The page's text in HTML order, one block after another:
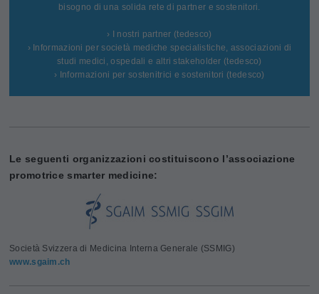
bisogno di una solida rete di partner e sostenitori.
› I nostri partner (tedesco)
› Informazioni per società mediche specialistiche, associazioni di
studi medici, ospedali e altri stakeholder (tedesco)
› Informazioni per sostenitrici e sostenitori (tedesco)
Le seguenti organizzazioni costituiscono l’associazione
promotrice smarter medicine:
Società Svizzera di Medicina Interna Generale (SSMIG)
www.sgaim.ch